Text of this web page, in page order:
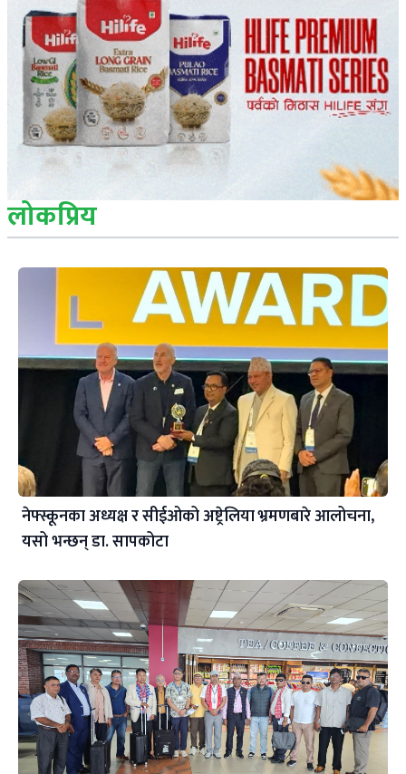
लोकप्रिय
नेफ्स्कूनका अध्यक्ष र सीईओको अष्ट्रेलिया भ्रमणबारे आलोचना,
यसो भन्छन् डा‍. सापकोटा